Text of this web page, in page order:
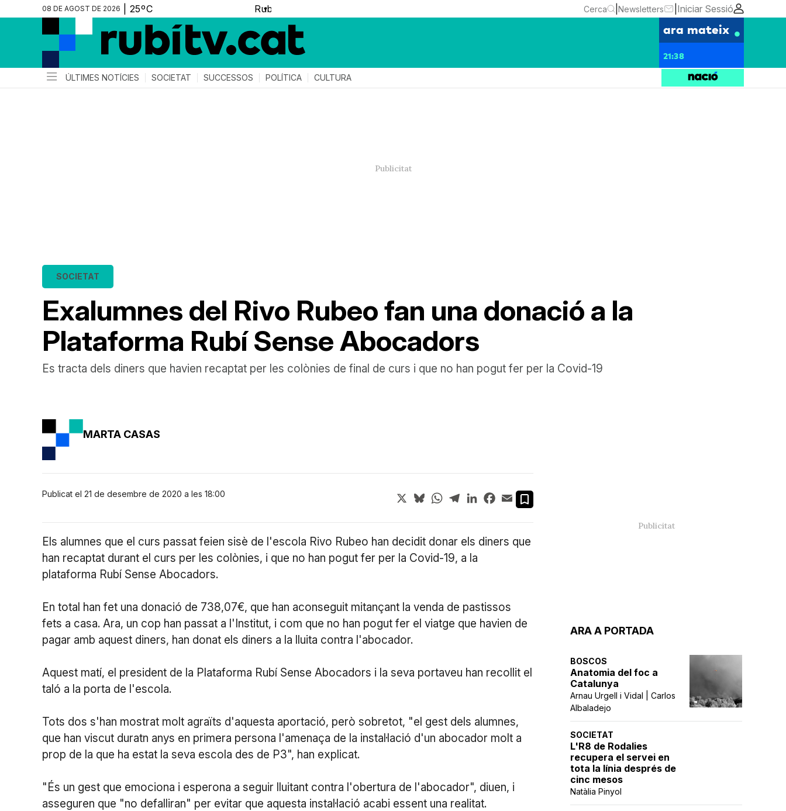
08 DE AGOST DE 2026 ▼ Cerca Newsletters Iniciar Sessió
ara mateix
21:38
ÚLTIMES NOTÍCIES SOCIETAT SUCCESSOS POLÍTICA CULTURA
Exalumnes del Rivo Rubeo fan una donació a la
Plataforma Rubí Sense Abocadors
SOCIETAT
Es tracta dels diners que havien recaptat per les colònies de final de curs i que no han pogut fer per la Covid-19
ARA A PORTADA
BOSCOS
Anatomia del foc a
Catalunya
Arnau Urgell i Vidal | Carlos
Albaladejo
SOCIETAT
L'R8 de Rodalies
recupera el servei en
tota la línia després de
cinc mesos
Natàlia Pinyol
MARTA CASAS
Publicat el 21 de desembre de 2020 a les 18:00 X BlueskyWhatsApp
TelegramLinkedInFacebook
Email
Els alumnes que el curs passat feien sisè de l'escola Rivo Rubeo han decidit donar els diners que
han recaptat durant el curs per les colònies, i que no han pogut fer per la Covid-19, a la
plataforma Rubí Sense Abocadors.
En total han fet una donació de 738,07€, que han aconseguit mitançant la venda de pastissos
fets a casa. Ara, un cop han passat a l'Institut, i com que no han pogut fer el viatge que havien de
pagar amb aquest diners, han donat els diners a la lluita contra l'abocador.
Aquest matí, el president de la Plataforma Rubí Sense Abocadors i la seva portaveu han recollit el
taló a la porta de l'escola.
Tots dos s'han mostrat molt agraïts d'aquesta aportació, però sobretot, "el gest dels alumnes,
que han viscut duratn anys en primera persona l'amenaça de la instal·lació d'un abocador molt a
prop de la que ha estat la seva escola des de P3", han explicat.
"És un gest que emociona i esperona a seguir lluitant contra l'obertura de l'abocador", diuen, i
asseguren que "no defalliran" per evitar que aquesta instal·lació acabi essent una realitat.